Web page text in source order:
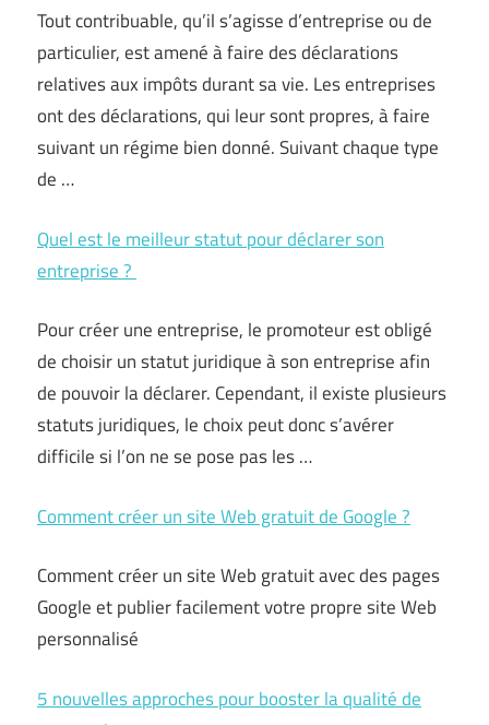
Tout contribuable, qu’il s’agisse d’entreprise ou de
particulier, est amené à faire des déclarations
relatives aux impôts durant sa vie. Les entreprises
ont des déclarations, qui leur sont propres, à faire
suivant un régime bien donné. Suivant chaque type
de …
Quel est le meilleur statut pour déclarer son
entreprise ?
Pour créer une entreprise, le promoteur est obligé
de choisir un statut juridique à son entreprise afin
de pouvoir la déclarer. Cependant, il existe plusieurs
statuts juridiques, le choix peut donc s’avérer
difficile si l’on ne se pose pas les …
Comment créer un site Web gratuit de Google ?
Comment créer un site Web gratuit avec des pages
Google et publier facilement votre propre site Web
personnalisé
5 nouvelles approches pour booster la qualité de